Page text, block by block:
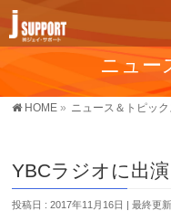
ニュー
HOME » ニュース＆トピック
YBCラジオに出演
投稿日 : 2017年11月16日 最終更